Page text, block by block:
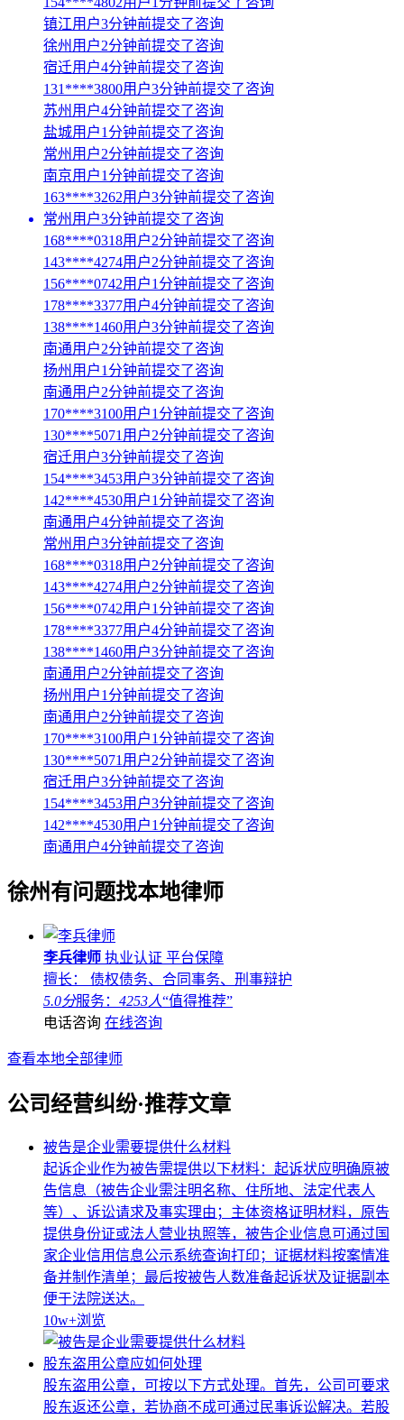
镇江用户3分钟前提交了咨询
徐州用户2分钟前提交了咨询
宿迁用户4分钟前提交了咨询
131****3800用户3分钟前提交了咨询
苏州用户4分钟前提交了咨询
盐城用户1分钟前提交了咨询
常州用户2分钟前提交了咨询
南京用户1分钟前提交了咨询
163****3262用户3分钟前提交了咨询
常州用户3分钟前提交了咨询
168****0318用户2分钟前提交了咨询
143****4274用户2分钟前提交了咨询
156****0742用户1分钟前提交了咨询
178****3377用户4分钟前提交了咨询
138****1460用户3分钟前提交了咨询
南通用户2分钟前提交了咨询
扬州用户1分钟前提交了咨询
南通用户2分钟前提交了咨询
170****3100用户1分钟前提交了咨询
130****5071用户2分钟前提交了咨询
宿迁用户3分钟前提交了咨询
154****3453用户3分钟前提交了咨询
142****4530用户1分钟前提交了咨询
南通用户4分钟前提交了咨询
常州用户3分钟前提交了咨询
168****0318用户2分钟前提交了咨询
143****4274用户2分钟前提交了咨询
156****0742用户1分钟前提交了咨询
178****3377用户4分钟前提交了咨询
138****1460用户3分钟前提交了咨询
南通用户2分钟前提交了咨询
扬州用户1分钟前提交了咨询
南通用户2分钟前提交了咨询
170****3100用户1分钟前提交了咨询
130****5071用户2分钟前提交了咨询
宿迁用户3分钟前提交了咨询
154****3453用户3分钟前提交了咨询
142****4530用户1分钟前提交了咨询
南通用户4分钟前提交了咨询
徐州有问题找本地律师
李兵律师 执业认证 平台保障
擅长： 债权债务、合同事务、刑事辩护
5.0分服务： 4253人“值得推荐”
电话咨询 在线咨询
查看本地全部律师
公司经营纠纷·推荐文章
被告是企业需要提供什么材料
起诉企业作为被告需提供以下材料：起诉状应明确原被
告信息（被告企业需注明名称、住所地、法定代表人
等）、诉讼请求及事实理由；主体资格证明材料，原告
提供身份证或法人营业执照等，被告企业信息可通过国
家企业信用信息公示系统查询打印；证据材料按案情准
备并制作清单；最后按被告人数准备起诉状及证据副本
便于法院送达。
10w+浏览
股东盗用公章应如何处理
股东盗用公章，可按以下方式处理。首先，公司可要求
股东返还公章，若协商不成可通过民事诉讼解决。若股